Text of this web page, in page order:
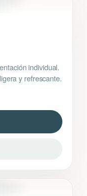
individual.
y refrescante.